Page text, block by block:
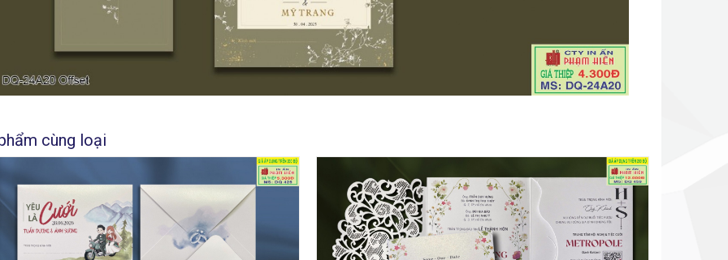
cùng loại